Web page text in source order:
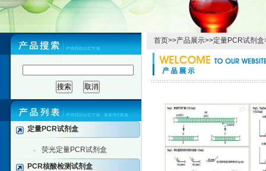
定量PCR试剂盒
·
荧光定量PCR试剂盒
PCR核酸检测试剂盒
首页>>产品展示>>定量PCR试剂盒